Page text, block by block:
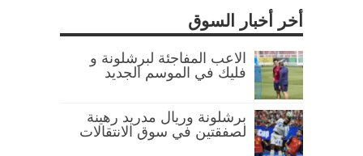
أخر أخبار السوق
الاعب المفاجئة لبرشلونة و
فليك في الموسم الجديد
برشلونة وريال مدريد رهينة
لصفقتين في سوق الانتقالات